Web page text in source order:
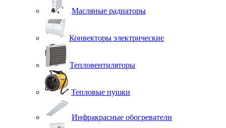
Масляные радиаторы
Конвекторы электрические
Тепловентиляторы
Тепловые пушки
Инфракрасные обогреватели